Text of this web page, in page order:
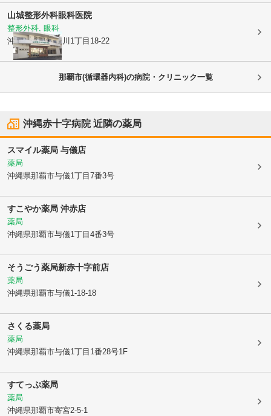
山城整形外科眼科医院
整形外科, 眼科
沖縄県那覇市樋川1丁目18-22
那覇市(循環器内科)の病院・クリニック一覧
沖縄赤十字病院近隣の薬局
スマイル薬局 与儀店
薬局
沖縄県那覇市与儀1丁目7番3号
すこやか薬局 沖赤店
薬局
沖縄県那覇市与儀1丁目4番3号
そうごう薬局新赤十字前店
薬局
沖縄県那覇市与儀1-18-18
さくる薬局
薬局
沖縄県那覇市与儀1丁目1番28号1F
すてっぷ薬局
薬局
沖縄県那覇市寄宮2-5-1